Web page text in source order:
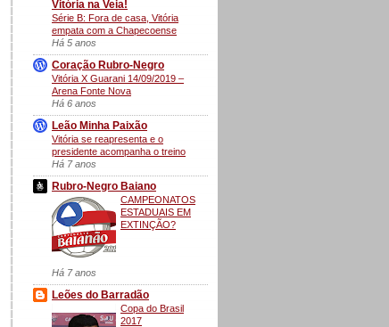
Vitória na Veia!
Série B: Fora de casa, Vitória
empata com a Chapecoense
Há 5 anos
Coração Rubro-Negro
Vitória X Guarani 14/09/2019 –
Arena Fonte Nova
Há 6 anos
Leão Minha Paixão
Vitória se reapresenta e o
presidente acompanha o treino
Há 7 anos
Rubro-Negro Baiano
CAMPEONATOS
ESTADUAIS EM
EXTINÇÃO?
Há 7 anos
Leões do Barradão
Copa do Brasil
2017